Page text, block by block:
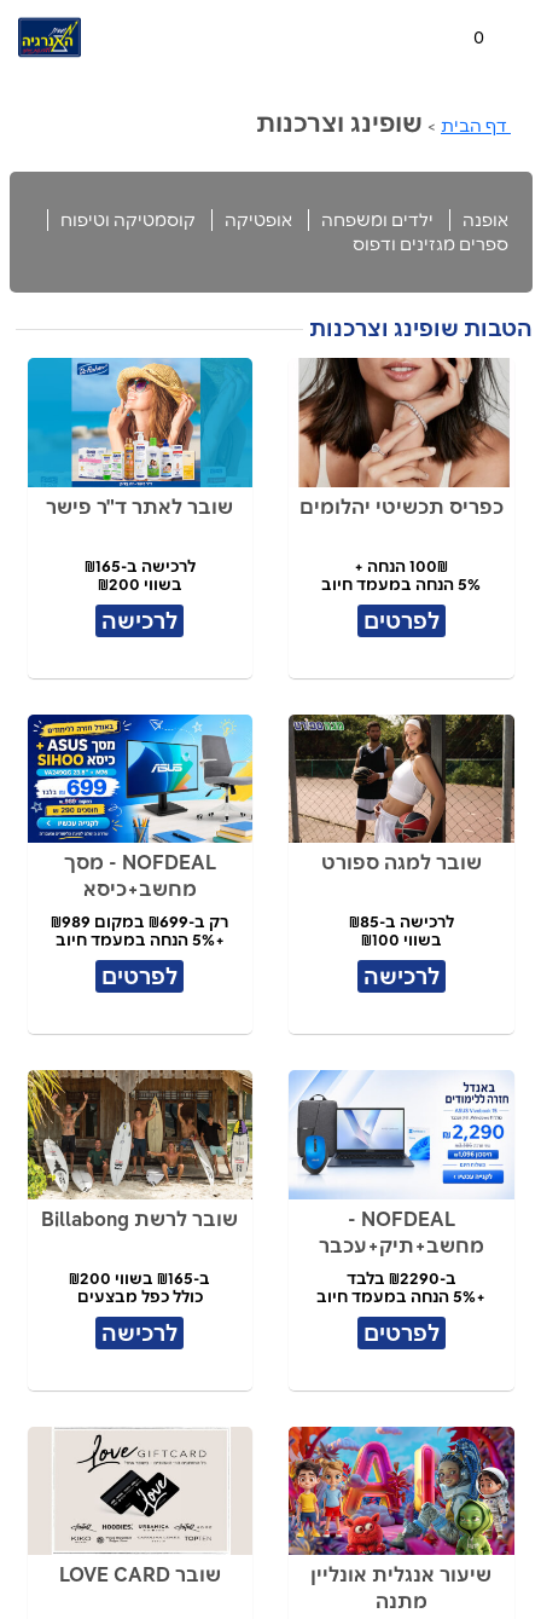
0
דף הבית > שופינג וצרכנות
אופנה ילדים ומשפחה אופטיקה
קוסמטיקה וטיפוח
ספרים מגזינים ודפוס
הטבות שופינג וצרכנות
כפריס תכשיטי יהלומים
100₪ הנחה +
5% הנחה במעמד חיוב
לפרטים
שובר לאתר ד"ר פישר
לרכישה ב-₪165
בשווי ₪200
לרכישה
שובר למגה ספורט
לרכישה ב-₪85
בשווי ₪100
לרכישה
NOFDEAL - מסך
מחשב+כיסא
רק ב-₪699 במקום ₪989
+5% הנחה במעמד חיוב
לפרטים
NOFDEAL -
מחשב+תיק+עכבר
ב-₪2290 בלבד
+5% הנחה במעמד חיוב
לפרטים
שובר לרשת Billabong
ב-₪165 בשווי ₪200
כולל כפל מבצעים
לרכישה
שיעור אנגלית אונליין
מתנה
שובר LOVE CARD